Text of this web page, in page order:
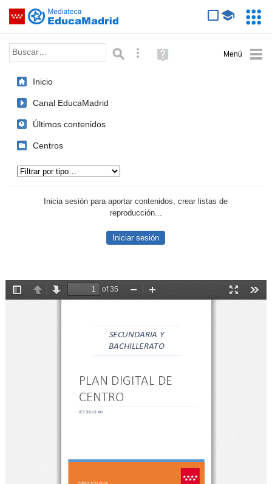
Saltar navegación
Palabra o frase: Búsqueda avanzada
Ayuda
(en
Inicio
Canal EducaMadrid
Últimos contenidos
Centros
Inicia sesión para aportar contenidos, crear listas de
reproducción...
Iniciar sesión